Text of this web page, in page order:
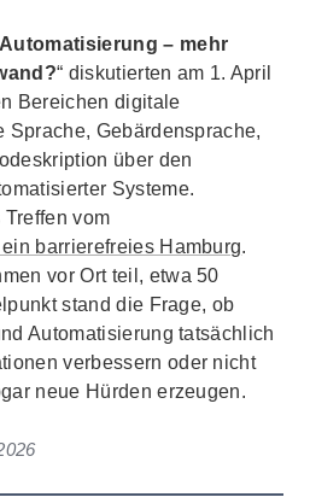
– mehr
“ diskutierten am 1. April
Bereichen digitale
Sprache, Gebärdensprache,
über den
Systeme.
vom
barrierefreies Hamburg.
vor Ort teil, etwa 50
stand die Frage, ob
Automatisierung tatsächlich
verbessern oder nicht
neue Hürden erzeugen.